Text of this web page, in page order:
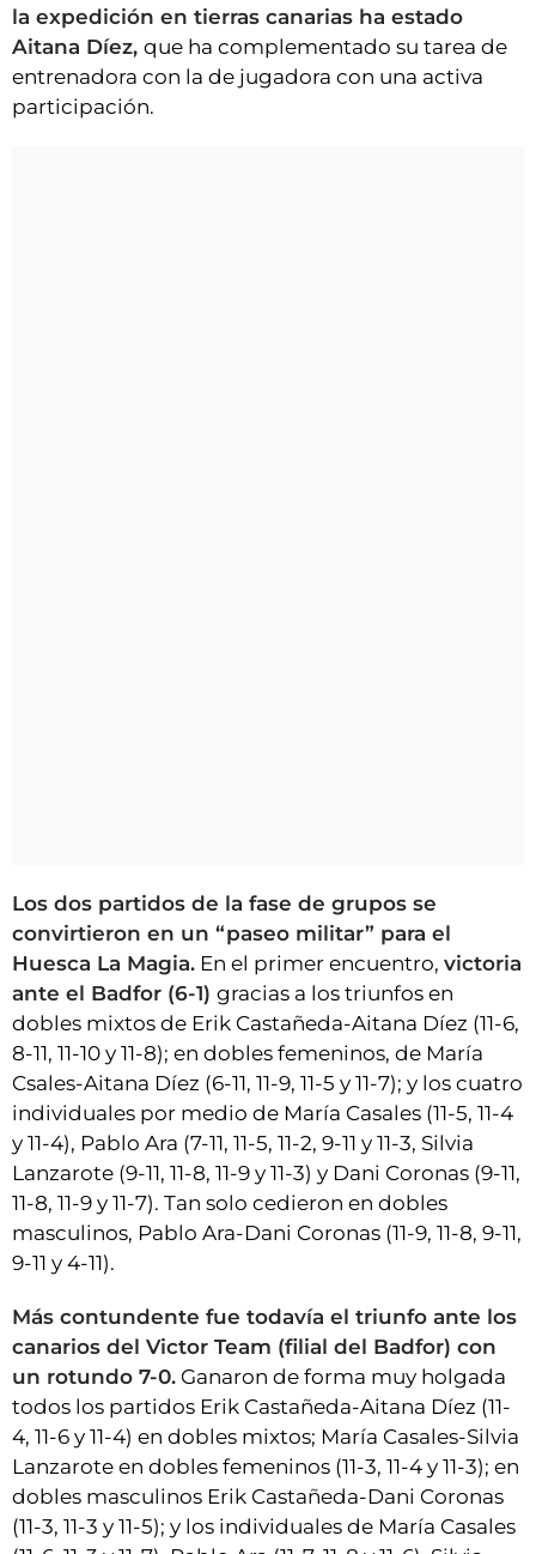
la expedición en tierras canarias ha estado
Aitana Díez, que ha complementado su tarea de
entrenadora con la de jugadora con una activa
participación.
Los dos partidos de la fase de grupos se
convirtieron en un “paseo militar” para el
Huesca La Magia. En el primer encuentro, victoria
ante el Badfor (6-1) gracias a los triunfos en
dobles mixtos de Erik Castañeda-Aitana Díez (11-6,
8-11, 11-10 y 11-8); en dobles femeninos, de María
Csales-Aitana Díez (6-11, 11-9, 11-5 y 11-7); y los cuatro
individuales por medio de María Casales (11-5, 11-4
y 11-4), Pablo Ara (7-11, 11-5, 11-2, 9-11 y 11-3, Silvia
Lanzarote (9-11, 11-8, 11-9 y 11-3) y Dani Coronas (9-11,
11-8, 11-9 y 11-7). Tan solo cedieron en dobles
masculinos, Pablo Ara-Dani Coronas (11-9, 11-8, 9-11,
9-11 y 4-11).
Más contundente fue todavía el triunfo ante los
canarios del Victor Team (filial del Badfor) con
un rotundo 7-0. Ganaron de forma muy holgada
todos los partidos Erik Castañeda-Aitana Díez (11-
4, 11-6 y 11-4) en dobles mixtos; María Casales-Silvia
Lanzarote en dobles femeninos (11-3, 11-4 y 11-3); en
dobles masculinos Erik Castañeda-Dani Coronas
(11-3, 11-3 y 11-5); y los individuales de María Casales